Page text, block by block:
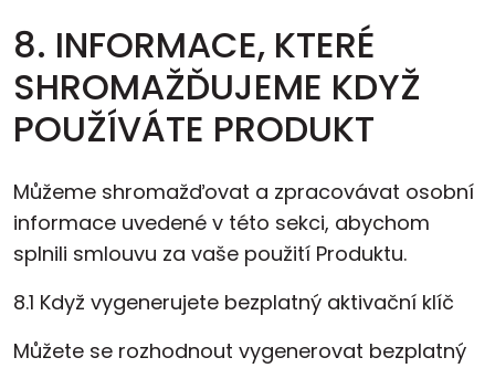
8. INFORMACE, KTERÉ
SHROMAŽĎUJEME KDYŽ
POUŽÍVÁTE PRODUKT
Můžeme shromažďovat a zpracovávat osobní
informace uvedené v této sekci, abychom
splnili smlouvu za vaše použití Produktu.
8.1 Když vygenerujete bezplatný aktivační klíč
Můžete se rozhodnout vygenerovat bezplatný